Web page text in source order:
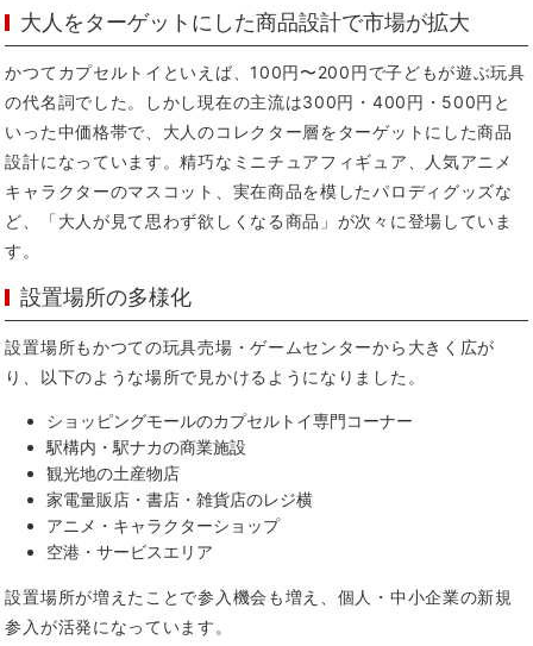
大人をターゲットにした商品設計で市場が拡大
かつてカプセルトイといえば、100円〜200円で子どもが遊ぶ玩具
の代名詞でした。しかし現在の主流は300円・400円・500円と
いった中価格帯で、大人のコレクター層をターゲットにした商品
設計になっています。精巧なミニチュアフィギュア、人気アニメ
キャラクターのマスコット、実在商品を模したパロディグッズな
ど、「大人が見て思わず欲しくなる商品」が次々に登場していま
す。
設置場所の多様化
設置場所もかつての玩具売場・ゲームセンターから大きく広が
り、以下のような場所で見かけるようになりました。
ショッピングモールのカプセルトイ専門コーナー
駅構内・駅ナカの商業施設
観光地の土産物店
家電量販店・書店・雑貨店のレジ横
アニメ・キャラクターショップ
空港・サービスエリア
設置場所が増えたことで参入機会も増え、個人・中小企業の新規
参入が活発になっています。